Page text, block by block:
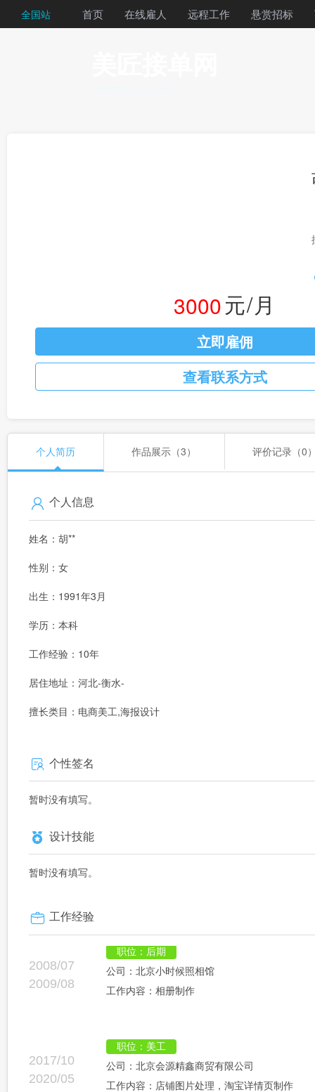
全国站 首页 在线雇人 远程工作 悬赏招标
3000元/月
立即雇佣
查看联系方式
个人简历 作品展示（3） 评价记录（0
个人信息
姓名：胡**
性别：女
出生：1991年3月
学历：本科
工作经验：10年
居住地址：河北-衡水-
擅长类目：电商美工,海报设计
个性签名
暂时没有填写。
设计技能
暂时没有填写。
工作经验
2008/07
2009/08
职位：后期
公司：北京小时候照相馆
工作内容：相册制作
2017/10
2020/05
职位：美工
公司：北京会源精鑫商贸有限公司
工作内容：店铺图片处理，淘宝详情页制作